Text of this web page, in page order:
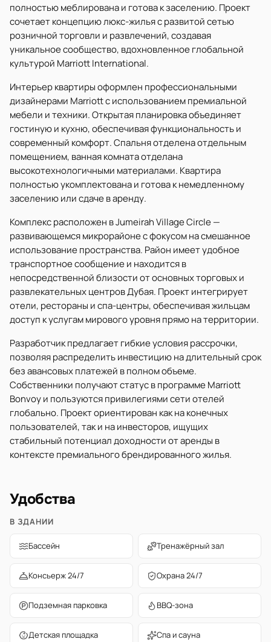
полностью меблирована и готова к заселению. Проект
сочетает концепцию люкс-жилья с развитой сетью
розничной торговли и развлечений, создавая
уникальное сообщество, вдохновленное глобальной
культурой Marriott International.
Интерьер квартиры оформлен профессиональными
дизайнерами Marriott с использованием премиальной
мебели и техники. Открытая планировка объединяет
гостиную и кухню, обеспечивая функциональность и
современный комфорт. Спальня отделена отдельным
помещением, ванная комната отделана
высокотехнологичными материалами. Квартира
полностью укомплектована и готова к немедленному
заселению или сдаче в аренду.
Комплекс расположен в Jumeirah Village Circle —
развивающемся микрорайоне с фокусом на смешанное
использование пространства. Район имеет удобное
транспортное сообщение и находится в
непосредственной близости от основных торговых и
развлекательных центров Дубая. Проект интегрирует
отели, рестораны и спа-центры, обеспечивая жильцам
доступ к услугам мирового уровня прямо на территории.
Разработчик предлагает гибкие условия рассрочки,
позволяя распределить инвестицию на длительный срок
без авансовых платежей в полном объеме.
Собственники получают статус в программе Marriott
Bonvoy и пользуются привилегиями сети отелей
глобально. Проект ориентирован как на конечных
пользователей, так и на инвесторов, ищущих
стабильный потенциал доходности от аренды в
контексте премиального брендированного жилья.
Удобства
В ЗДАНИИ
Бассейн Тренажёрный зал
Консьерж 24/7 Охрана 24/7
Подземная парковка BBQ-зона
Детская площадка Спа и сауна